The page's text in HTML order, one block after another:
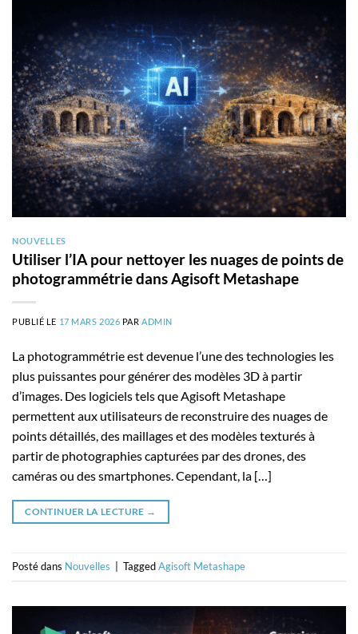
NOUVELLES
Utiliser l’IA pour nettoyer les nuages de points de
photogrammétrie dans Agisoft Metashape
PUBLIÉ LE 17 MARS 2026 PARADMIN
La photogrammétrie est devenue l’une des technologies les
plus puissantes pour générer des modèles 3D à partir
d’images. Des logiciels tels que Agisoft Metashape
permettent aux utilisateurs de reconstruire des nuages de
points détaillés, des maillages et des modèles texturés à
partir de photographies capturées par des drones, des
caméras ou des smartphones. Cependant, la […]
CONTINUER LA LECTURE →
Posté dans Nouvelles TaggedAgisoft Metashape